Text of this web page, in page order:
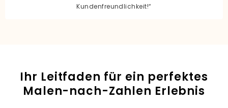
Kundenfreundlichkeit!“
Ihr Leitfaden für ein perfektes
Malen-nach-Zahlen Erlebnis